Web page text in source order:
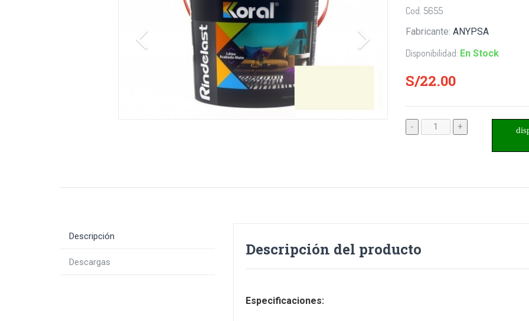
Cod. 5655
Fabricante: ANYPSA
Disponibilidad: En Stock
S/22.00
- +
Descripción
Descargas
Descripción del producto
Especificaciones: